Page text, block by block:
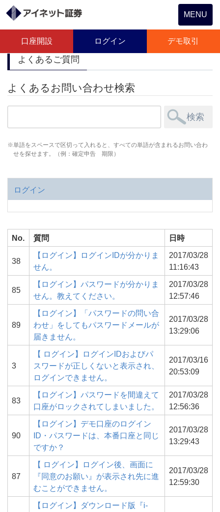
Toggle
navigation
MENU
口座開設 ログイン デモ取引
よくあるご質問
よくあるお問い合わせ検索
単語をスペースで区切って入れると、すべての単語が含まれるお問い合わ
せを探せます。（例：確定申告 期限）
ログイン
No. 質問 日時
38
【ログイン】ログインIDが分かりま
せん。
2017/03/28
11:16:43
85
【ログイン】パスワードが分かりま
せん。教えてください。
2017/03/28
12:57:46
89
【ログイン】「パスワードの問い合
わせ」をしてもパスワードメールが
届きません。
2017/03/28
13:29:06
3
【 ログイン】ログインIDおよびパ
スワードが正しくないと表示され、
ログインできません。
2017/03/16
20:53:09
83
【ログイン】パスワードを間違えて
口座がロックされてしまいました。
2017/03/28
12:56:36
90
【ログイン】デモ口座のログイン
ID・パスワードは、本番口座と同じ
ですか？
2017/03/28
13:29:43
87
【 ログイン】ログイン後、画面に
『同意のお願い』が表示され先に進
むことができません。
2017/03/28
12:59:30
【ログイン】ダウンロード版『i-